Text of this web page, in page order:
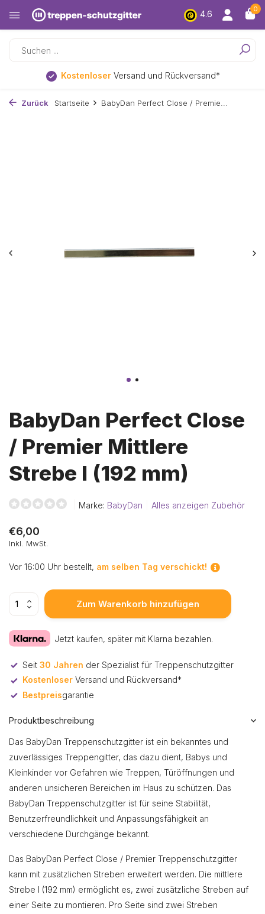
4.6
0
KostenloserVersand und Rückversand*
Zurück Startseite BabyDan Perfect Close / Premie...
BabyDan Perfect Close
/ Premier Mittlere
Strebe I (192 mm)
Marke: BabyDan Alles anzeigen Zubehör
€6,00
Inkl. MwSt.
Vor 16:00 Uhr bestellt, am selben Tag verschickt!
Zum Warenkorb hinzufügen
Jetzt kaufen, später mit Klarna bezahlen.
Seit 30 Jahren der Spezialist für Treppenschutzgitter
Kostenloser Versand und Rückversand*
Bestpreisgarantie
Produktbeschreibung
Das BabyDan Treppenschutzgitter ist ein bekanntes und
zuverlässiges Treppengitter, das dazu dient, Babys und
Kleinkinder vor Gefahren wie Treppen, Türöffnungen und
anderen unsicheren Bereichen im Haus zu schützen. Das
BabyDan Treppenschutzgitter ist für seine Stabilität,
Benutzerfreundlichkeit und Anpassungsfähigkeit an
verschiedene Durchgänge bekannt.
Das BabyDan Perfect Close / Premier Treppenschutzgitter
kann mit zusätzlichen Streben erweitert werden. Die mittlere
Strebe I (192 mm) ermöglicht es, zwei zusätzliche Streben auf
einer Seite zu montieren. Pro Seite sind zwei Streben